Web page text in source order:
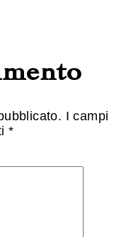
I campi
*